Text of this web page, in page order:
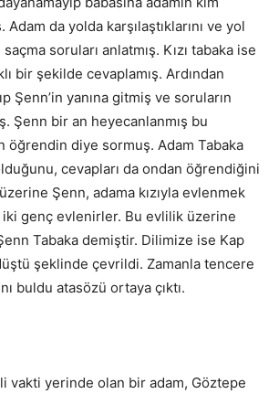
da yolda karşılaştıklarını ve yol
soruları anlatmış. Kızı tabaka ise
bir şekilde cevaplamış. Ardından
Şenn’in yanına gitmiş ve soruların
Şenn bir an heyecanlanmış bu
öğrendin diye sormuş. Adam Tabaka
cevapları da ondan öğrendiğini
Şenn, adama kızıyla evlenmek
genç evlenirler. Bu evlilik üzerine
Tabaka demiştir. Dilimize ise Kap
şeklinde çevrildi. Zamanla tencere
buldu atasözü ortaya çıktı.
vakti yerinde olan bir adam, Göztepe